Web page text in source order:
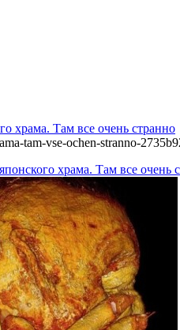
храма. Там все очень странно
tam-vse-ochen-stranno-
храма. Там все очень